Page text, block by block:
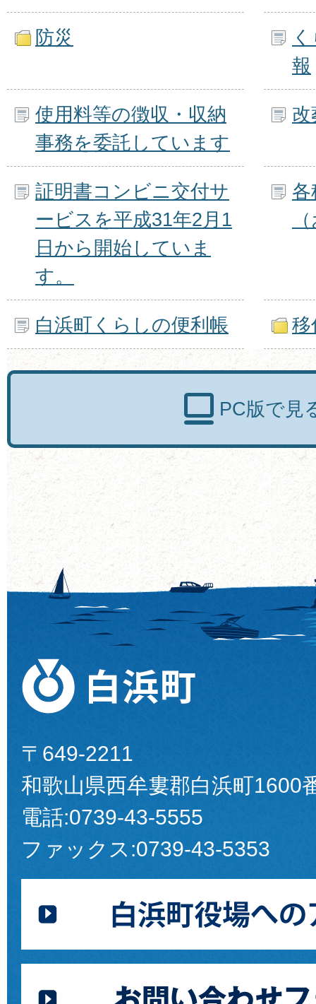
防災
報
使用料等の徴収・収納
事務を委託しています
証明書コンビニ交付サ
ービスを平成31年2月1
日から開始していま
す。
白浜町くらしの便利帳 移
PC版で見
〒649-2211
和歌山県西牟婁郡白浜町1600
電話:0739-43-5555
ファックス:0739-43-5353